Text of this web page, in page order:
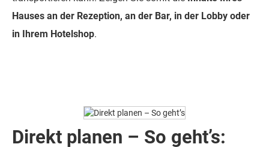
Hauses an der Rezeption, an der Bar, in der Lobby oder
in Ihrem Hotelshop.
Direkt planen – So geht’s: